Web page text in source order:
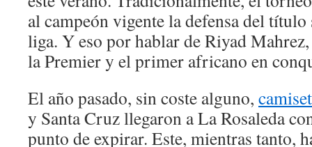
al campeón vigente la defensa del título
liga. Y eso por hablar de Riyad
la Premier y el primer africano en
El año pasado, sin coste alguno,
y Santa Cruz llegaron a La Rosaleda
punto de expirar. Este, mientras tanto,